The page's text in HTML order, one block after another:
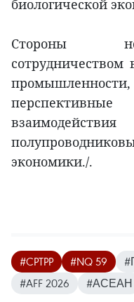
биологической
Стороны не
сотрудничеством
экономики./.
#CPTPP #NQ 59
#AFF 2026
#АСЕАН